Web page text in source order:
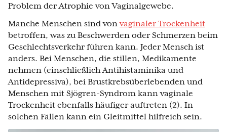
Problem der Atrophie von Vaginalgewebe.
Manche Menschen sind vonvaginaler Trockenheit
betroffen, was zu Beschwerden oder Schmerzen beim
Geschlechtsverkehr führen kann. Jeder Mensch ist
anders. Bei Menschen, die stillen, Medikamente
nehmen (einschließlich Antihistaminika und
Antidepressiva), bei Brustkrebsüberlebenden und
Menschen mit Sjögren-Syndrom kann vaginale
Trockenheit ebenfalls häufiger auftreten (2). In
solchen Fällen kann ein Gleitmittel hilfreich sein.